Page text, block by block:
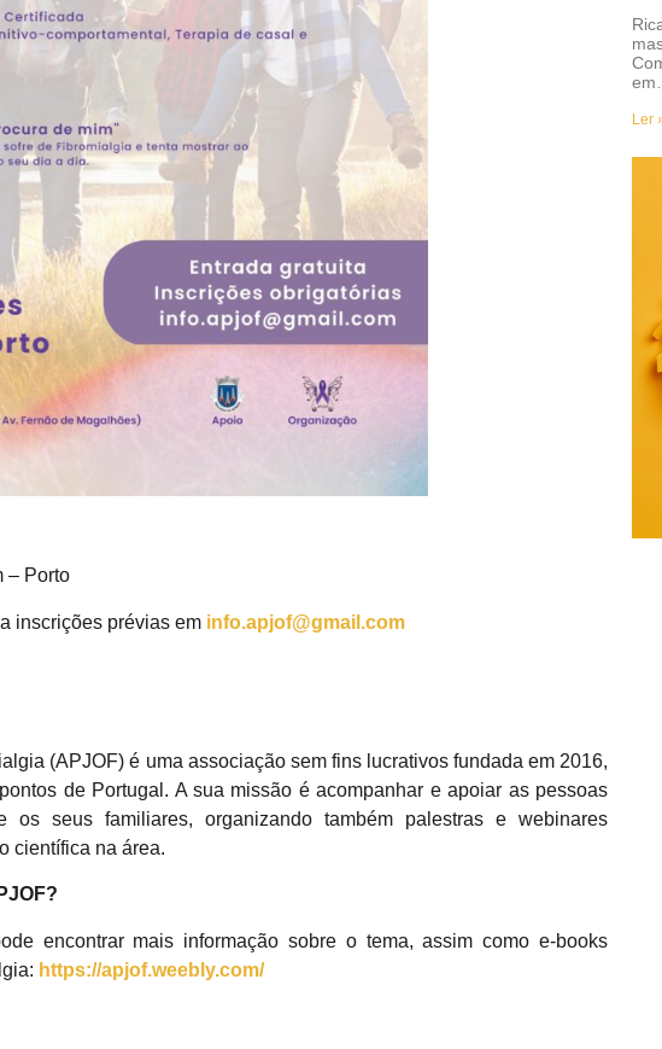
– Porto
inscrições prévias em info.apjof@gmail.com
(APJOF) é uma associação sem fins lucrativos fundada em 2016,
de Portugal. A sua missão é acompanhar e apoiar as pessoas
os seus familiares, organizando também palestras e webinares
científica na área.
encontrar mais informação sobre o tema, assim como e-books
https://apjof.weebly.com/
em…
Ler